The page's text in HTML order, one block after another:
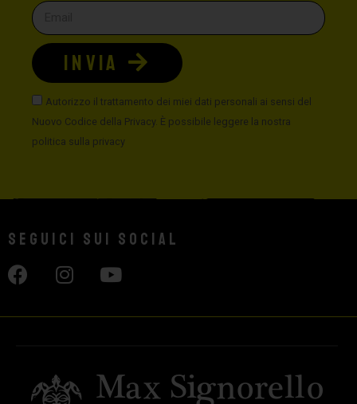
Autorizzo il trattamento dei miei dati personali ai sensi del
Nuovo Codice della Privacy. È possibile leggere la nostra
politica sulla privacy
INVIA
Seguici sui social